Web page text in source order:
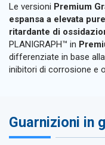
Le versioni Premium
espansa a elevata
ritardante di
PLANIGRAPH™ in
differenziate in base
inibitori di corrosione e
Guarnizioni in